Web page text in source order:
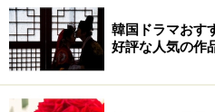
韓国ドラマおす
好評な人気の作